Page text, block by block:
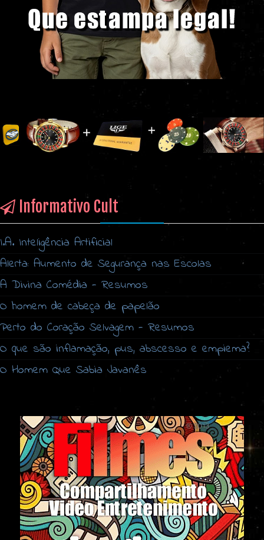
Informativo Cult
I.A. Inteligência Artificial
Alerta: Aumento de Segurança nas Escolas
A Divina Comédia - Resumos
O homem de cabeça de papelão
Perto do Coração Selvagem - Resumos
O que são inflamação, pus, abscesso e empiema?
O Homem Que Sabia Javanês